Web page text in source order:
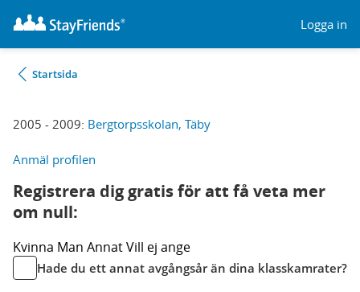
Logga in
Startsida
2005 - 2009: Bergtorpsskolan, Täby
Anmäl profilen
Registrera dig gratis för att få veta mer
om null:
Kvinna Man AnnatVill ej ange
Hade du ett annat avgångsår än dina klasskamrater?